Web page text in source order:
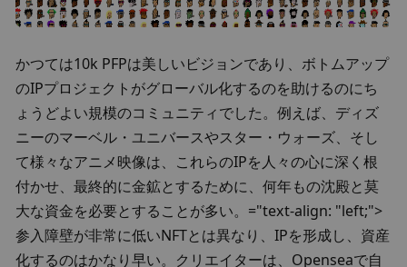
かつては10k PFPは美しいビジョンであり、ボトムアップ
のIPプロジェクトがグローバル化するのを助けるのにち
ょうどよい規模のコミュニティでした。例えば、ディズ
ニーのマーベル・ユニバースやスター・ウォーズ、そし
て様々なアニメ映像は、これらのIPを人々の心に深く根
付かせ、最終的に金鉱とするために、何年もの沈殿と莫
大な資金を必要とすることが多い。="text-align: "left;">
参入障壁が非常に低いNFTとは異なり、IPを形成し、資産
化するのはかなり早い。クリエイターは、Openseaで自